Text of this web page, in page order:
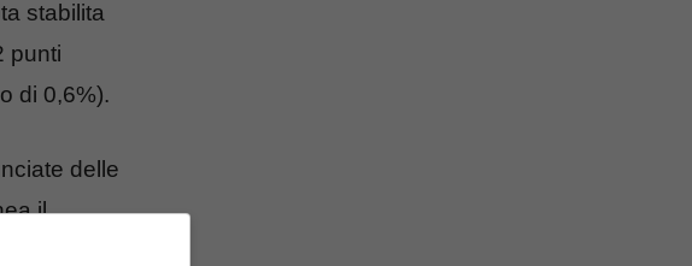
stabilita
punti
di 0,6%).
delle
il
a un